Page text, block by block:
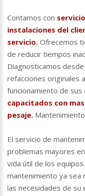
Contamos con
instalaciones del
servicio. Ofrecemos
de reducir tiempos
Diagnosticamos
refacciones originales
funcionamiento de
capacitados con
pesaje.
El servicio de
problemas mayores
vida útil de los
mantenimiento ya sea
las necesidades de su